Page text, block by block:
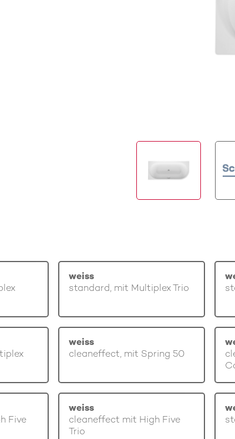
weiss
standard, mit Multiplex Trio
weiss
cleaneffect, mit Spring 50
Five
weiss
cleaneffect mit High Five
Trio